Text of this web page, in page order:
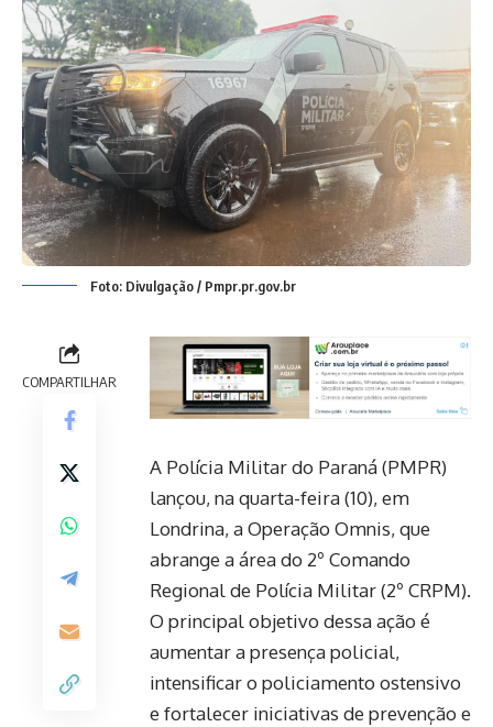
Foto: Divulgação / Pmpr.pr.gov.br
COMPARTILHAR
A Polícia Militar do Paraná (PMPR)
lançou, na quarta-feira (10), em
Londrina, a Operação Omnis, que
abrange a área do 2º Comando
Regional de Polícia Militar (2º CRPM).
O principal objetivo dessa ação é
aumentar a presença policial,
intensificar o policiamento ostensivo
e fortalecer iniciativas de prevenção e